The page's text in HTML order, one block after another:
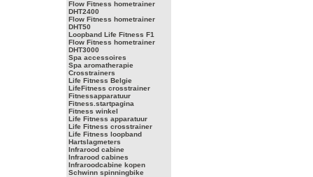
Flow Fitness hometrainer
DHT2400
Flow Fitness hometrainer
DHT50
Loopband Life Fitness F1
Flow Fitness hometrainer
DHT3000
Spa accessoires
Spa aromatherapie
Crosstrainers
Life Fitness Belgie
LifeFitness crosstrainer
Fitnessapparatuur
Fitness.startpagina
Fitness winkel
Life Fitness apparatuur
Life Fitness crosstrainer
Life Fitness loopband
Hartslagmeters
Infrarood cabine
Infrarood cabines
Infraroodcabine kopen
Schwinn spinningbike